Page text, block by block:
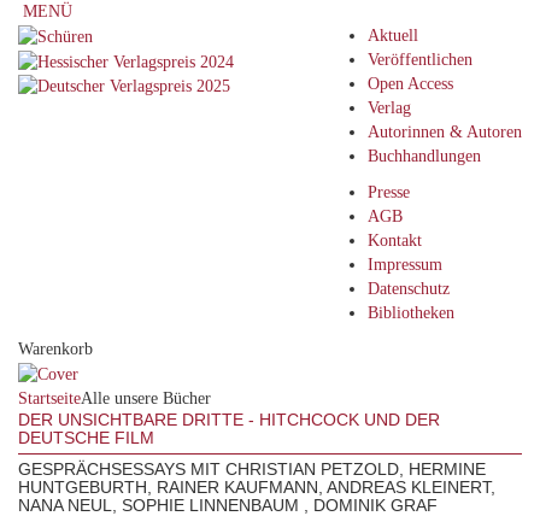
MENÜ
Aktuell
Veröffentlichen
Open Access
Verlag
Autorinnen & Autoren
Buchhandlungen
Presse
AGB
Kontakt
Impressum
Datenschutz
Bibliotheken
Warenkorb
StartseiteAlle unsere Bücher
DER UNSICHTBARE DRITTE - HITCHCOCK UND DER
DEUTSCHE FILM
GESPRÄCHSESSAYS MIT CHRISTIAN PETZOLD, HERMINE
HUNTGEBURTH, RAINER KAUFMANN, ANDREAS KLEINERT,
NANA NEUL, SOPHIE LINNENBAUM , DOMINIK GRAF